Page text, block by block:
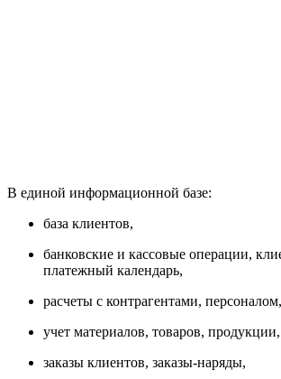
В единой информационной базе:
база клиентов,
банковские и кассовые операции,
платежный календарь,
расчеты с контрагентами, персоналом,
учет материалов, товаров, продукции,
заказы клиентов, заказы-наряды,